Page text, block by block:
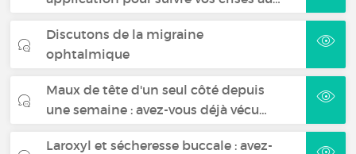
Discutons de la migraine
ophtalmique
Maux de tête d'un seul côté depuis
une semaine : avez-vous déjà vécu…
Laroxyl et sécheresse buccale : avez-